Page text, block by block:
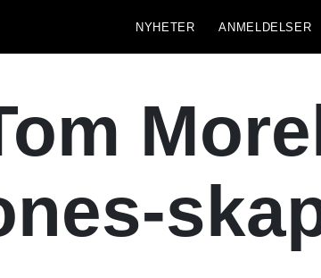
NYHETER ANMELDELSER